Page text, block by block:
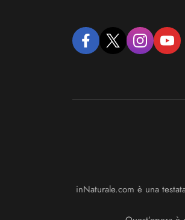
facebooktwitter instagram
inNaturale.com è una